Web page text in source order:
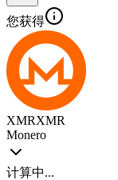
您获得
XMRXMR
Monero
计算中...